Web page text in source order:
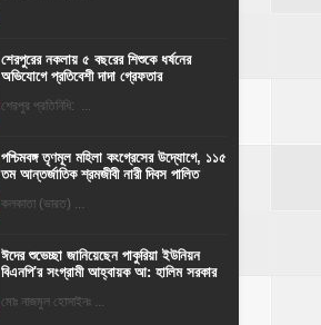
শেরপুরের নকলায় ৫ বছরের শিশুকে ধর্ষনের
অভিযোগে প্রতিবেশী দাদা গ্রেফতার
শেরপুর প্রতিনিধি: ...
পশ্চিমবঙ্গ তৃণমূল মহিলা কংগ্রেসের উদ্যোগে, ১১৫
তম আন্তর্জাতিক শ্রমজীবী নারী দিবস পালিত
কলকাতা (ভারত) ...
ঈদের শুভেচ্ছা জানিয়েছেন পাকুরিয়া ইউনিয়ন
বিএনপি'র সংগ্রামী আহ্বায়ক আ: হালিম সরকার
মোঃ নাজমুল হোসাইনঃ ...